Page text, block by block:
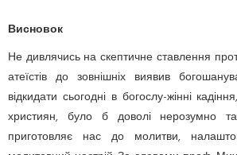
Висновок
Не дивлячись на скептичне ставлення
атеїстів до зовнішніх виявив
відкидати сьогодні в богослу-жінні
християн, було б доволі нерозумно
приготовляє нас до молитви,